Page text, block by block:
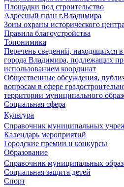
Площадки под строительство
Адресный план г.Владимира
Зоны охраны исторического центра
Правила благоустройства
Топонимика
Перечень сведений, находящихся
города Владимира, подлежащих
использованием координат
Общественные обсуждения,
вопросам в сфере
территории муниципального
Социальная сфера
Культура
Справочник муниципальных
Календарь мероприятий
Городские премии и конкурсы
Образование
Справочник муниципальных
Социальная защита детей
Спорт